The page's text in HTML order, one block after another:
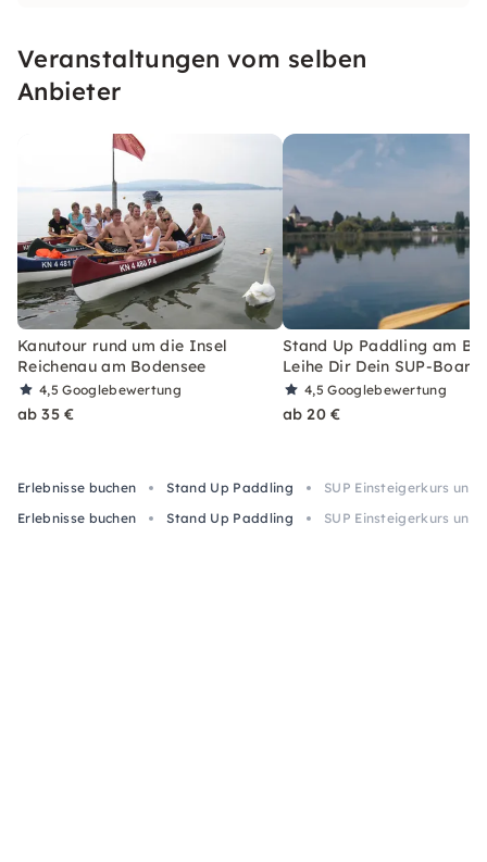
freuen uns riesig auf dein nächstes See-
Abenteuer!“
Veranstaltungen vom selben
Anbieter
Kanutour rund um die Insel
Reichenau am Bodensee
4,5Googlebewertung
ab 35 €
Stand Up Paddling am
Leihe Dir Dein SUP-Board
4,5Googlebewertung
ab 20 €
Erlebnisse buchen Stand Up Paddling
SUP Einsteigerkurs und
Erlebnisse buchen
Stand Up Paddling SUP Einsteigerkurs und